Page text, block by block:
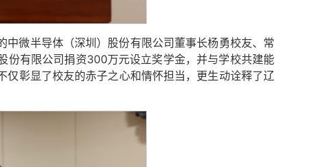
微半导体（深圳）股份有限公司董事长杨勇校友、常
份有限公司捐资300万元设立奖学金，并与学校共建能
彰显了校友的赤子之心和情怀担当，更生动诠释了辽